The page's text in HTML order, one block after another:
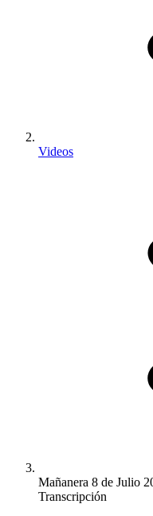
Videos
Mañanera 8 de Julio
Transcripción